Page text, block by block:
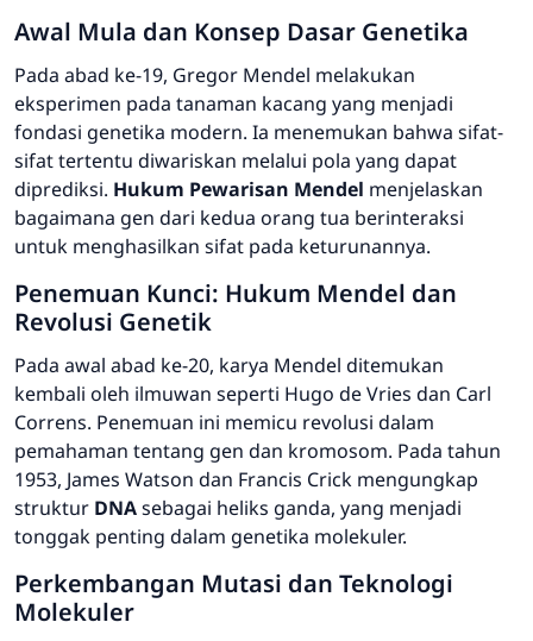
Awal Mula dan Konsep Dasar Genetika
Pada abad ke-19, Gregor Mendel melakukan
eksperimen pada tanaman kacang yang menjadi
fondasi genetika modern. Ia menemukan bahwa sifat-
sifat tertentu diwariskan melalui pola yang dapat
diprediksi. Hukum Pewarisan Mendel menjelaskan
bagaimana gen dari kedua orang tua berinteraksi
untuk menghasilkan sifat pada keturunannya.
Penemuan Kunci: Hukum Mendel dan
Revolusi Genetik
Pada awal abad ke-20, karya Mendel ditemukan
kembali oleh ilmuwan seperti Hugo de Vries dan Carl
Correns. Penemuan ini memicu revolusi dalam
pemahaman tentang gen dan kromosom. Pada tahun
1953, James Watson dan Francis Crick mengungkap
struktur DNAsebagai heliks ganda, yang menjadi
tonggak penting dalam genetika molekuler.
Perkembangan Mutasi dan Teknologi
Molekuler